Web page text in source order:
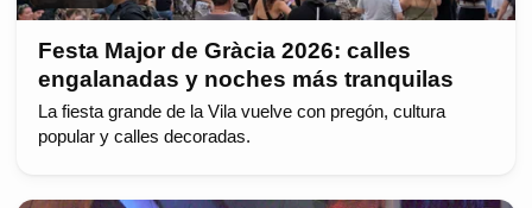
Festa Major de Gràcia 2026: calles
engalanadas y noches más tranquilas
La fiesta grande de la Vila vuelve con pregón, cultura
popular y calles decoradas.